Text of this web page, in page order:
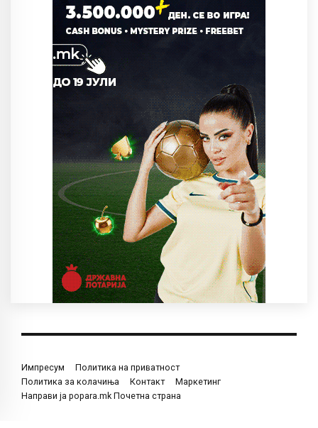
Импресум
Политика на приватност
Политика за колачиња
Контакт
Маркетинг
Направи ја popara.mk Почетна страна